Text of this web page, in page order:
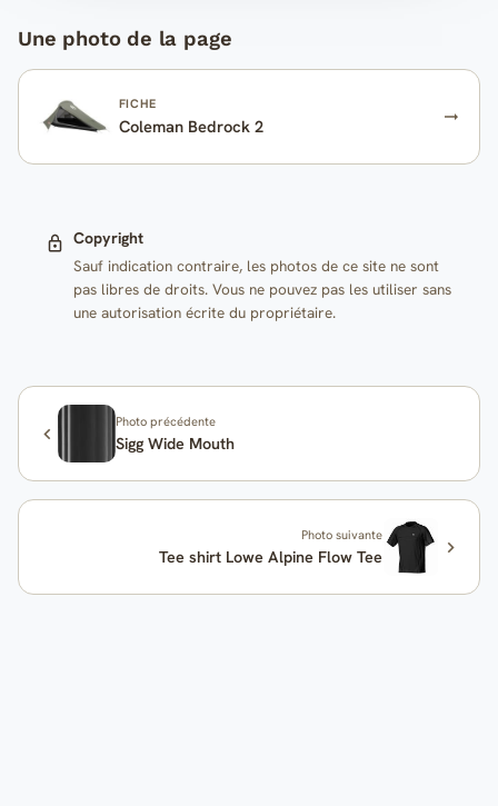
Une photo de la page
FICHE
Coleman Bedrock 2
Copyright
Sauf indication contraire, les photos de ce site ne sont
pas libres de droits. Vous ne pouvez pas les utiliser sans
une autorisation écrite du propriétaire.
Photo précédente
Sigg Wide Mouth
Photo suivante
Tee shirt Lowe Alpine Flow Tee